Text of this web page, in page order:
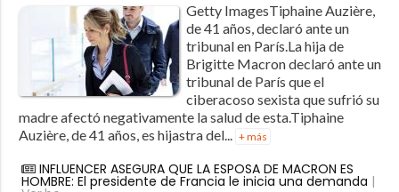
Getty ImagesTiphaine Auzière,
de 41 años, declaró ante un
tribunal en París.La hija de
Brigitte Macron declaró ante un
tribunal de París que el
ciberacoso sexista que sufrió su
madre afectó negativamente la salud de esta.Tiphaine
Auzière, de 41 años, es hijastra del... + más
INFLUENCER ASEGURA QUE LA ESPOSA DE MACRON ES
HOMBRE: El presidente de Francia le inicia una demanda |